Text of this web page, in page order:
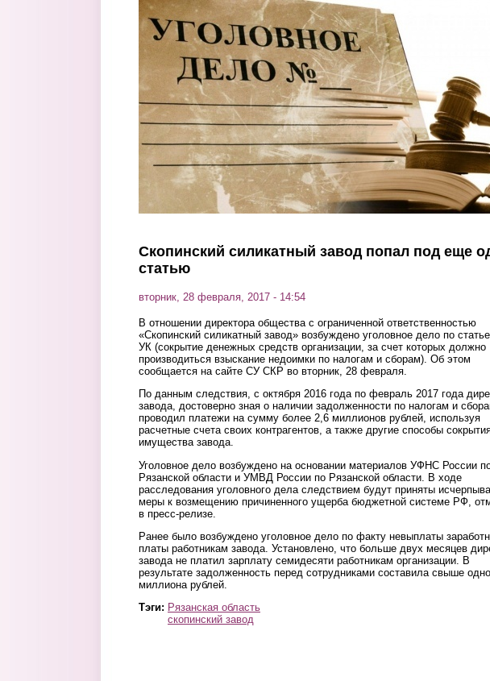
Перейти к основному содержанию
Скопинский силикатный завод попал под еще
статью
вторник, 28 февраля, 2017 - 14:54
В отношении директора общества с ограниченной ответственностью
«Скопинский силикатный завод» возбуждено уголовное дело по
УК (сокрытие денежных средств организации, за счет которых должно
производиться взыскание недоимки по налогам и сборам). Об этом
сообщается на сайте СУ СКР во вторник, 28 февраля.
По данным следствия, с октября 2016 года по февраль 2017 года
завода, достоверно зная о наличии задолженности по налогам и
проводил платежи на сумму более 2,6 миллионов рублей, используя
расчетные счета своих контрагентов, а также другие способы
имущества завода.
Уголовное дело возбуждено на основании материалов УФНС России
Рязанской области и УМВД России по Рязанской области. В ходе
расследования уголовного дела следствием будут приняты
меры к возмещению причиненного ущерба бюджетной системе РФ,
в пресс-релизе.
Ранее было возбуждено уголовное дело по факту невыплаты
платы работникам завода. Установлено, что больше двух месяцев
завода не платил зарплату семидесяти работникам организации. В
результате задолженность перед сотрудниками составила свыше
миллиона рублей.
Тэги: Рязанская область
скопинский завод